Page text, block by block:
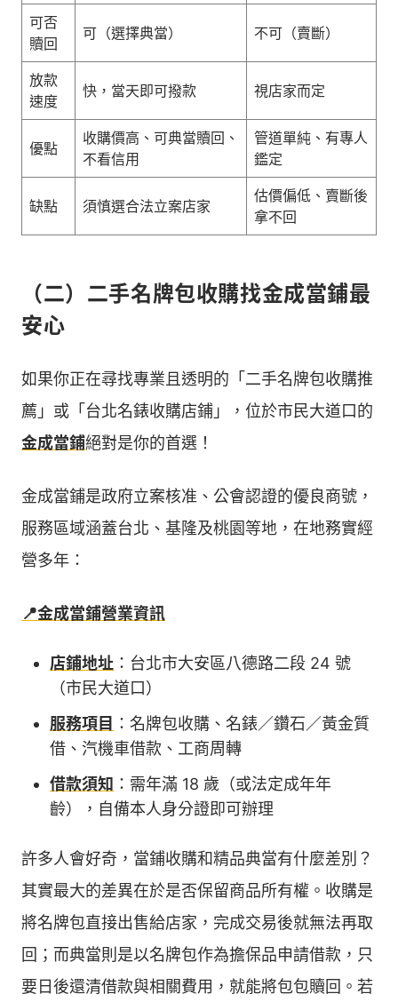
可否
贖回
可（選擇典當） 不可（賣斷）
放款
速度
快，當天即可撥款 視店家而定
優點
收購價高、可典當贖回、
不看信用
管道單純、有專人
鑑定
缺點 須慎選合法立案店家
估價偏低、賣斷後
拿不回
（二）二手名牌包收購找金成當鋪最
安心
如果你正在尋找專業且透明的「二手名牌包收購推
薦」或「台北名錶收購店鋪」，位於市民大道口的
金成當鋪絕對是你的首選！
金成當鋪是政府立案核准、公會認證的優良商號，
服務區域涵蓋台北、基隆及桃園等地，在地務實經
營多年：
📍金成當鋪營業資訊
店鋪地址 ：台北市大安區八德路二段 24 號
（市民大道口）
服務項目 ：名牌包收購、名錶／鑽石／黃金質
借、汽機車借款、工商周轉
借款須知 ：需年滿 18 歲（或法定成年年
齡），自備本人身分證即可辦理
許多人會好奇，當鋪收購和精品典當有什麼差別？
其實最大的差異在於是否保留商品所有權。收購是
將名牌包直接出售給店家，完成交易後就無法再取
回；而典當則是以名牌包作為擔保品申請借款，只
要日後還清借款與相關費用，就能將包包贖回。若